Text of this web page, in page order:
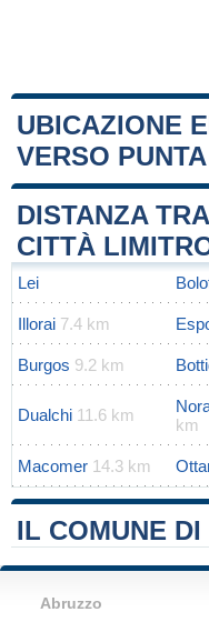
UBICAZIONE
VERSO
+
−
DISTANZA
CITTÀ
Lei
Illorai 7.4 km
Burgos 9.2 km
Dualchi 11.6 km
km
Macomer 14.3 km
IL COMUNE DI
Abruzzo